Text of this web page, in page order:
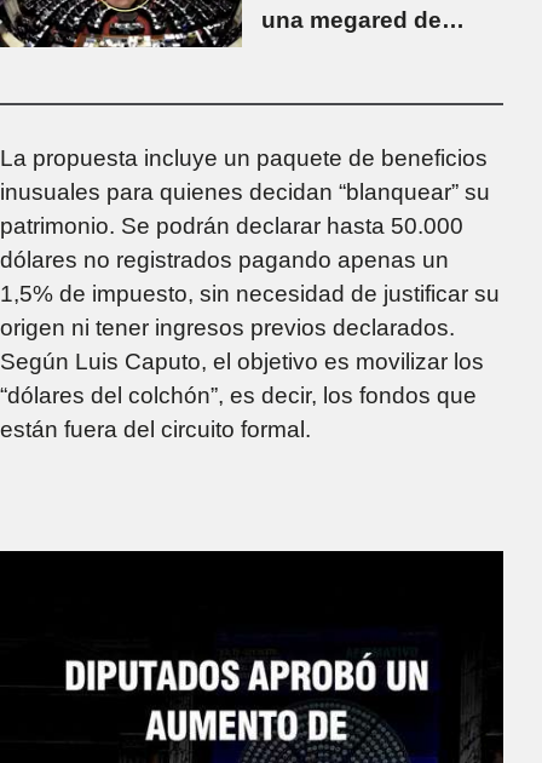
una megared de
La propuesta incluye un paquete de beneficios
inusuales para quienes decidan “blanquear” su
patrimonio. Se podrán declarar hasta 50.000
dólares no registrados pagando apenas un
1,5% de impuesto, sin necesidad de justificar su
origen ni tener ingresos previos declarados.
Según Luis Caputo, el objetivo es movilizar los
“dólares del colchón”, es decir, los fondos que
están fuera del circuito formal.